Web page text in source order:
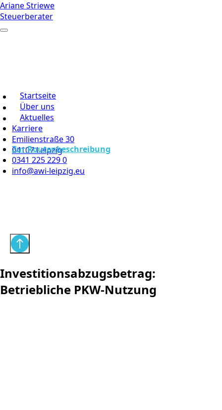
Ariane Striewe
Steuerberater
Startseite
Über uns
Aktuelles
Karriere
Emilienstraße 30
04107 Leipzig
Zur Routenbeschreibung
0341 225 229 0
info@awi-leipzig.eu
Investitionsabzugsbetrag:
Betriebliche PKW-Nutzung